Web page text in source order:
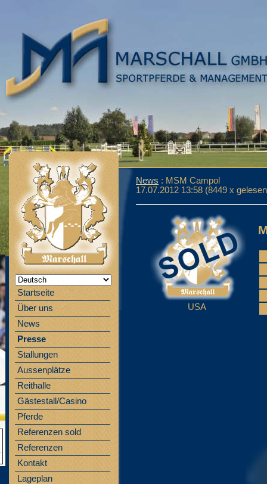
Startseite
Über uns
News
Presse
Stallungen
Aussenplätze
Reithalle
Gästestall/Casino
Pferde
Referenzen sold
Referenzen
Kontakt
Lageplan
News : MSM Campol
17.07.2012 13:58 (8449 x gelesen
USA